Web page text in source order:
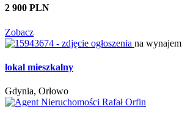
2 900 PLN
Zobacz
na wynajem
lokal mieszkalny
Gdynia, Orłowo